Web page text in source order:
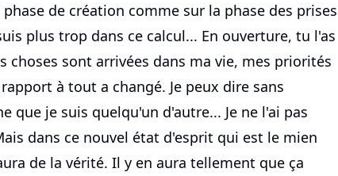
de création comme sur la phase des prises
plus trop dans ce calcul... En ouverture, tu l'as
choses sont arrivées dans ma vie, mes priorités
à tout a changé. Je peux dire sans
que je suis quelqu'un d'autre... Je ne l'ai pas
dans ce nouvel état d'esprit qui est le mien
de la vérité. Il y en aura tellement que ça